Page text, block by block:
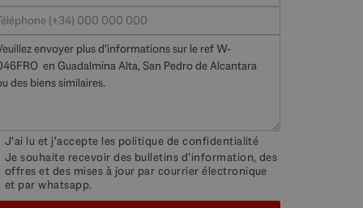
J'ai lu et j'accepte les politique de confidentialité
Je souhaite recevoir des bulletins d'information, des
offres et des mises à jour par courrier électronique
et par whatsapp.